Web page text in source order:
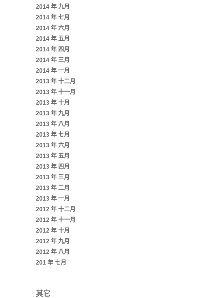
2014 年 九月
2014 年 七月
2014 年 六月
2014 年 五月
2014 年 四月
2014 年 三月
2014 年 一月
2013 年 十二月
2013 年 十一月
2013 年 十月
2013 年 九月
2013 年 八月
2013 年 七月
2013 年 六月
2013 年 五月
2013 年 四月
2013 年 三月
2013 年 二月
2013 年 一月
2012 年 十二月
2012 年 十一月
2012 年 十月
2012 年 九月
2012 年 八月
201 年 七月
其它